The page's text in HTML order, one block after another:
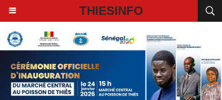
THIESINFO